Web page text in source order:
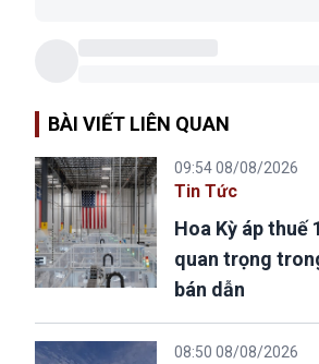
BÀI VIẾT LIÊN QUAN
09:54 08/08/2026
Tin Tức
Hoa Kỳ áp thuế
quan trọng
bán dẫn
08:50 08/08/2026